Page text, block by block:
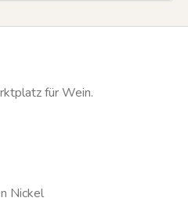
für Wein.
Nickel